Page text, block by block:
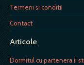
Termeni si conditii
Contact
Articole
Dormitul cu partenera îi